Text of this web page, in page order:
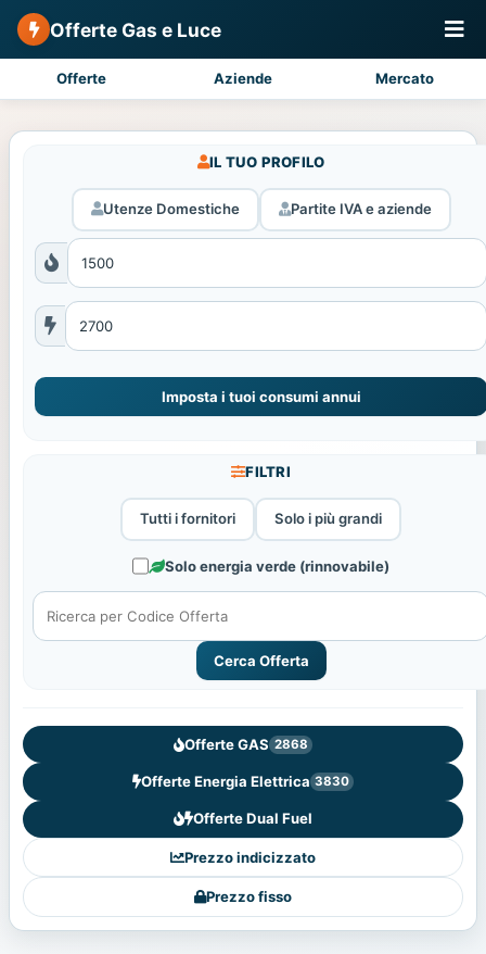
Offerte Gas e Luce
Offerte Aziende Mercato
IL TUO PROFILO
Utenze Domestiche Partite IVA e aziende
Imposta i tuoi consumi annui
FILTRI
Tutti i fornitori Solo i più grandi
Solo energia verde (rinnovabile)
Cerca Offerta
Offerte GAS 2868
Offerte Energia Elettrica 3830
Offerte Dual Fuel
Prezzo indicizzato
Prezzo fisso